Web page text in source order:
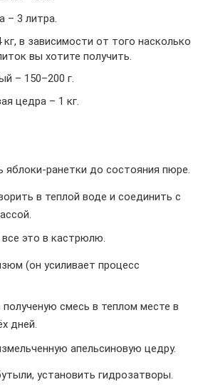
– 3 литра.
кг, в зависимости от того насколько
вы хотите получить.
– 150–200 г.
цедра – 1 кг.
яблоки-ранетки до состояния пюре.
в теплой воде и соединить с
это в кастрюлю.
(он усиливает процесс
смесь в теплом месте в
дней.
апельсиновую цедру.
установить гидрозатворы.